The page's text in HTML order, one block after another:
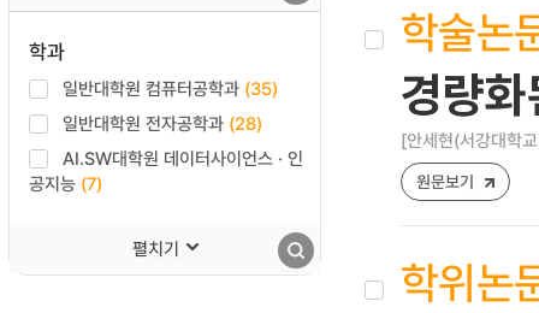
학과
일반대학원 컴퓨터공학과 (35)
일반대학원 전자공학과 (28)
AI.SW대학원 데이터사이언스 · 인
공지능 (7)
펼치기
학술논
경량
[안세현(서강대학
원문보기
학위논